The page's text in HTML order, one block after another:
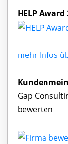
HELP Award
mehr Infos
Gap
bewerten